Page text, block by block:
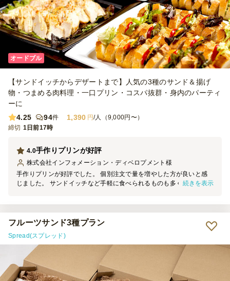
オードブル
【サンドイッチからデザートまで】人気の3種のサンド＆揚げ
物・つまめる肉料理・一口プリン・コスパ抜群・身内のパーティ
ーに
4.25
94件 1,390 円/人（9,000円〜）
締切 1日前17時
手作りプリンが好評
4.0
株式会社インフォメーション・ディベロプメント 様
手作りプリンが好評でした。 個別注文で量を増やした方が良いと感
じました。 サンドイッチなど手軽に食べられるものも多く良かった
続きを表示
フルーツサンド3種プラン
Spread(スプレッド)